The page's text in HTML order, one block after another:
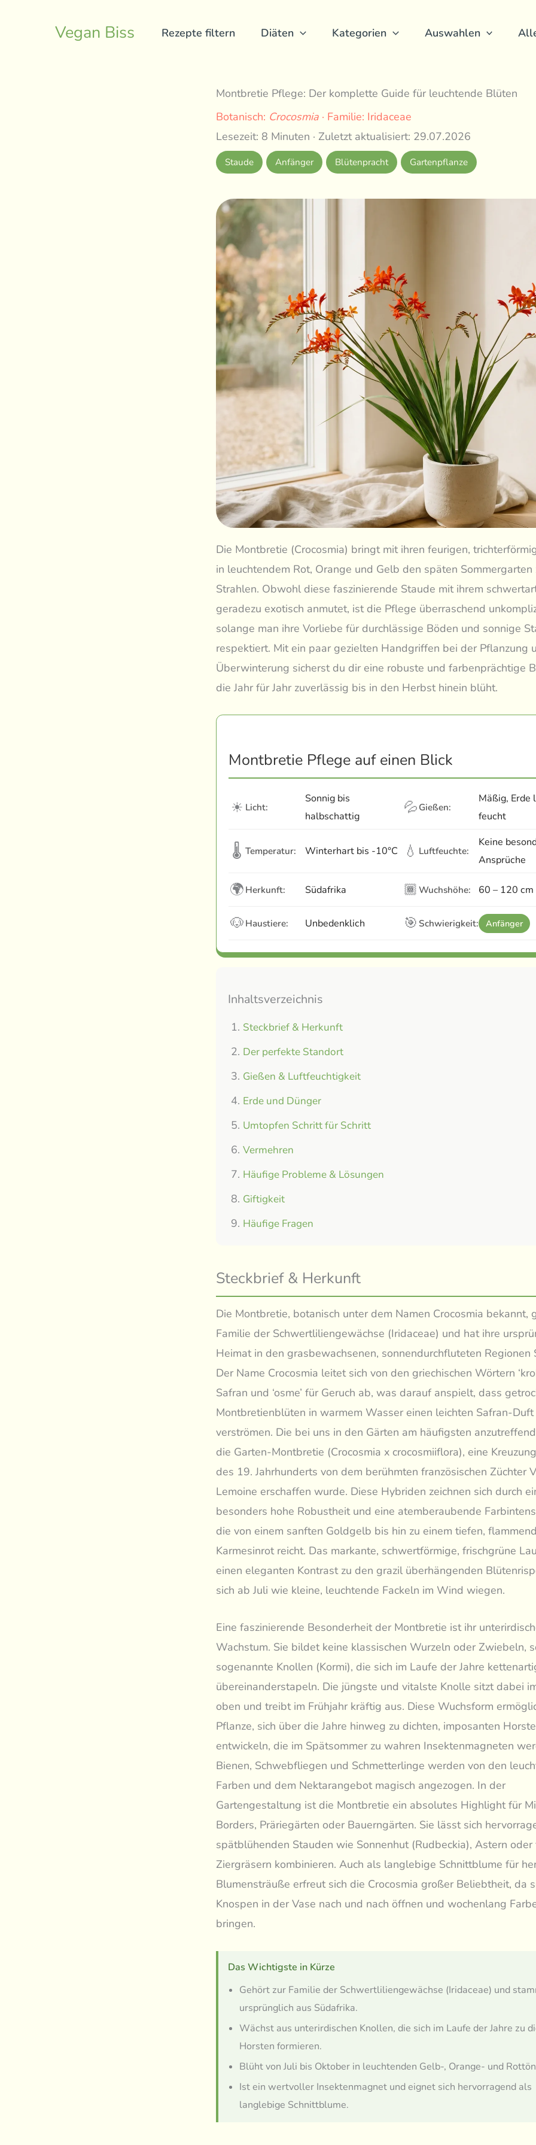
Vegan Biss Rezepte filtern Diäten Kategorien Auswahlen
Montbretie Pflege: Der komplette Guide für leuchtende Blüten
Botanisch: Crocosmia · Familie: Iridaceae
Lesezeit: 8 Minuten · Zuletzt aktualisiert: 29.07.2026
Staude Anfänger Blütenpracht Gartenpflanze
Die Montbretie (Crocosmia) bringt mit ihren feurigen,
in leuchtendem Rot, Orange und Gelb den späten Sommergarten
Strahlen. Obwohl diese faszinierende Staude mit ihrem
geradezu exotisch anmutet, ist die Pflege überraschend
solange man ihre Vorliebe für durchlässige Böden und sonnige
respektiert. Mit ein paar gezielten Handgriffen bei der Pflanzung
Überwinterung sicherst du dir eine robuste und farbenprächtige
die Jahr für Jahr zuverlässig bis in den Herbst hinein blüht.
Montbretie Pflege auf einen Blick
☀ Licht:
Sonnig bis
halbschattig
💦 Gießen:
Mäßig, Erde
feucht
🌡 Temperatur: Winterhart bis -10°C 💧 Luftfeuchte:
Keine
Ansprüche
🌍 Herkunft: Südafrika 🏾 Wuchshöhe: 60 – 120 cm
🐶 Haustiere: Unbedenklich 🎯 Schwierigkeit: Anfänger
Inhaltsverzeichnis
Steckbrief & Herkunft
Der perfekte Standort
Gießen & Luftfeuchtigkeit
Erde und Dünger
Umtopfen Schritt für Schritt
Vermehren
Häufige Probleme & Lösungen
Giftigkeit
Häufige Fragen
Steckbrief & Herkunft
Die Montbretie, botanisch unter dem Namen Crocosmia bekannt,
Familie der Schwertliliengewächse (Iridaceae) und hat ihre
Heimat in den grasbewachsenen, sonnendurchfluteten Regionen
Der Name Crocosmia leitet sich von den griechischen Wörtern
Safran und ‘osme’ für Geruch ab, was darauf anspielt, dass
Montbretienblüten in warmem Wasser einen leichten Safran-Duft
verströmen. Die bei uns in den Gärten am häufigsten
die Garten-Montbretie (Crocosmia x crocosmiiflora), eine
des 19. Jahrhunderts von dem berühmten französischen Züchter
Lemoine erschaffen wurde. Diese Hybriden zeichnen sich durch
besonders hohe Robustheit und eine atemberaubende
die von einem sanften Goldgelb bis hin zu einem tiefen,
Karmesinrot reicht. Das markante, schwertförmige, frischgrüne
einen eleganten Kontrast zu den grazil überhängenden
sich ab Juli wie kleine, leuchtende Fackeln im Wind wiegen.
Eine faszinierende Besonderheit der Montbretie ist ihr
Wachstum. Sie bildet keine klassischen Wurzeln oder Zwiebeln,
sogenannte Knollen (Kormi), die sich im Laufe der Jahre
übereinanderstapeln. Die jüngste und vitalste Knolle sitzt dabei
oben und treibt im Frühjahr kräftig aus. Diese Wuchsform
Pflanze, sich über die Jahre hinweg zu dichten, imposanten
entwickeln, die im Spätsommer zu wahren Insektenmagneten
Bienen, Schwebfliegen und Schmetterlinge werden von den
Farben und dem Nektarangebot magisch angezogen. In der
Gartengestaltung ist die Montbretie ein absolutes Highlight für
Borders, Präriegärten oder Bauerngärten. Sie lässt sich
spätblühenden Stauden wie Sonnenhut (Rudbeckia), Astern
Ziergräsern kombinieren. Auch als langlebige Schnittblume für
Blumensträuße erfreut sich die Crocosmia großer Beliebtheit, da
Knospen in der Vase nach und nach öffnen und wochenlang
bringen.
Das Wichtigste in Kürze
Gehört zur Familie der Schwertliliengewächse (Iridaceae) und
ursprünglich aus Südafrika.
Wächst aus unterirdischen Knollen, die sich im Laufe der Jahre zu
Horsten formieren.
Blüht von Juli bis Oktober in leuchtenden Gelb-, Orange- und
Ist ein wertvoller Insektenmagnet und eignet sich hervorragend als
langlebige Schnittblume.